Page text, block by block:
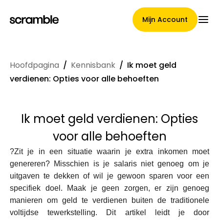
Mijn Account
Hoofdpagina
Voorwaarden voor
claimtoewijzing
Merken Galerij
Hoofdpagina / Kennisbank / Ik moet geld
verdienen: Opties voor alle behoeften
Ik moet geld verdienen: Opties
voor alle behoeften
?Zit je in een situatie waarin je extra inkomen moet
genereren? Misschien is je salaris niet genoeg om je
uitgaven te dekken of wil je gewoon sparen voor een
specifiek doel. Maak je geen zorgen, er zijn genoeg
manieren om geld te verdienen buiten de traditionele
voltijdse tewerkstelling. Dit artikel leidt je door